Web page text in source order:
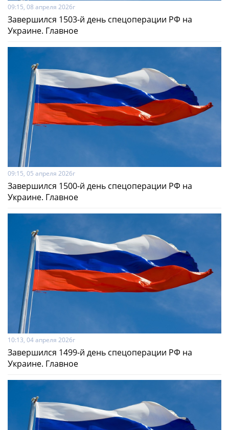
09:15, 08 апреля 2026г
Завершился 1503-й день спецоперации РФ на
Украине. Главное
09:15, 05 апреля 2026г
Завершился 1500-й день спецоперации РФ на
Украине. Главное
10:13, 04 апреля 2026г
Завершился 1499-й день спецоперации РФ на
Украине. Главное